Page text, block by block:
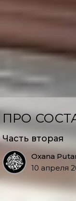
ПРО
Часть вторая
Oxana
10 апреля